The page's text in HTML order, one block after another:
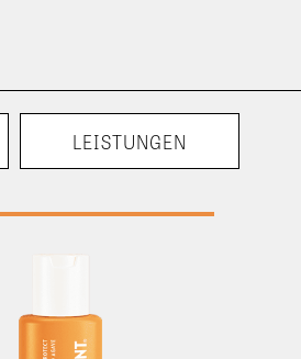
LEISTUNGEN